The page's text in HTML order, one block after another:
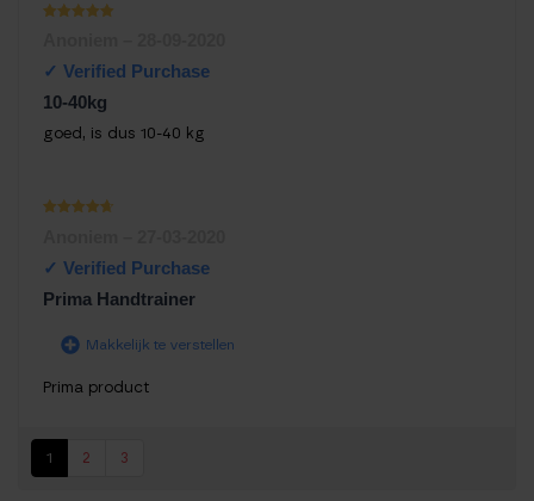
10-40kg
goed, is dus 10-40 kg
5
Prima Handtrainer
Makkelijk te verstellen
Prima product
1 2 3